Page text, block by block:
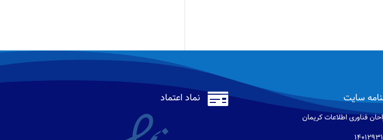
 نماد اعتماد سایت
فناوری اطلاعات كريمان